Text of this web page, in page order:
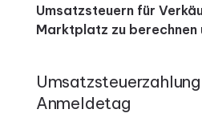
Umsatzsteuern für
Marktplatz zu berechnen
Umsatzsteuerzahlung
Anmeldetag